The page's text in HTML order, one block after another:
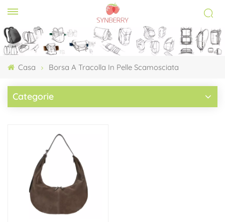
Casa Borsa A Tracolla In Pelle Scamosciata
Categorie